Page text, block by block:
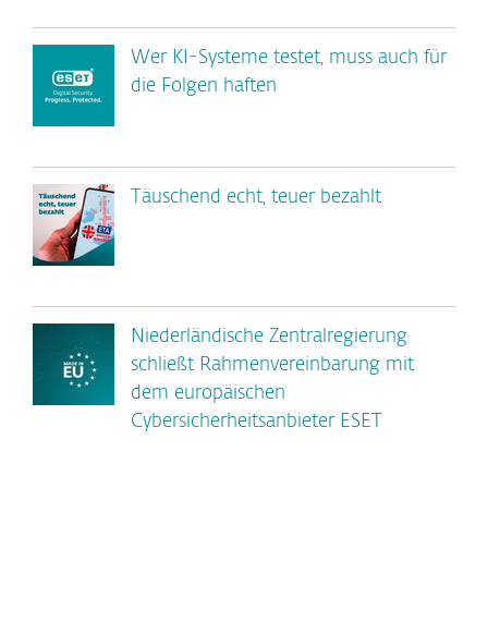
Wer KI-Systeme testet, muss auch für
die Folgen haften
Täuschend echt, teuer bezahlt
Niederländische Zentralregierung
schließt Rahmenvereinbarung mit
dem europäischen
Cybersicherheitsanbieter ESET